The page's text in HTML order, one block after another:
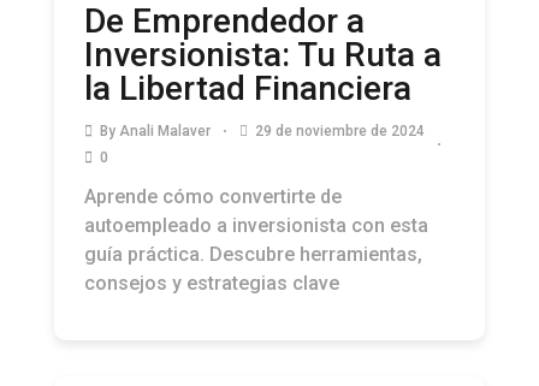
De Emprendedor a
Inversionista: Tu Ruta a
la Libertad Financiera
By Anali Malaver
29 de noviembre de 2024
0
Aprende cómo convertirte de
autoempleado a inversionista con esta
guía práctica. Descubre herramientas,
consejos y estrategias clave